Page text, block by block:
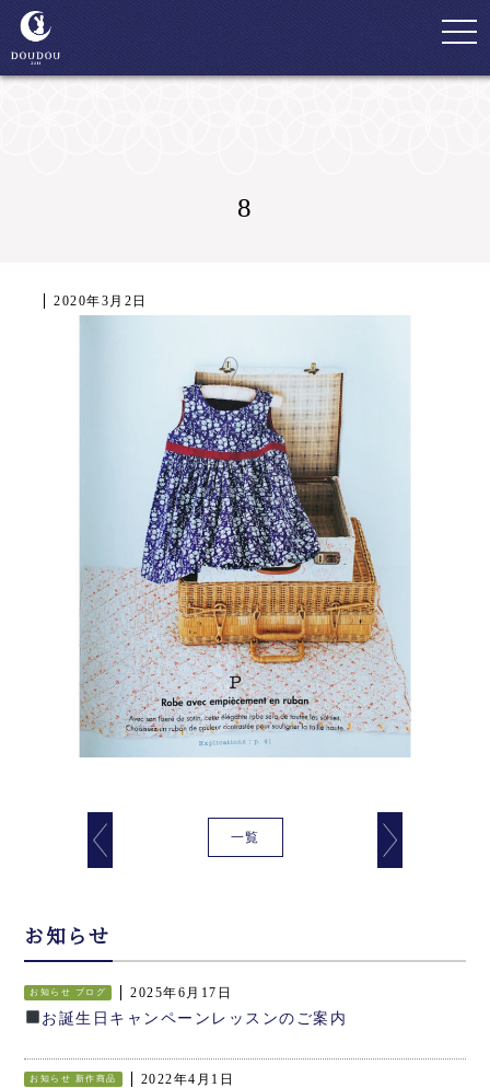
8
2020年3月2日
一覧
お知らせ
お知らせ ブログ 2025年6月17日
お誕生日キャンペーンレッスンのご案内
お知らせ 新作商品 2022年4月1日